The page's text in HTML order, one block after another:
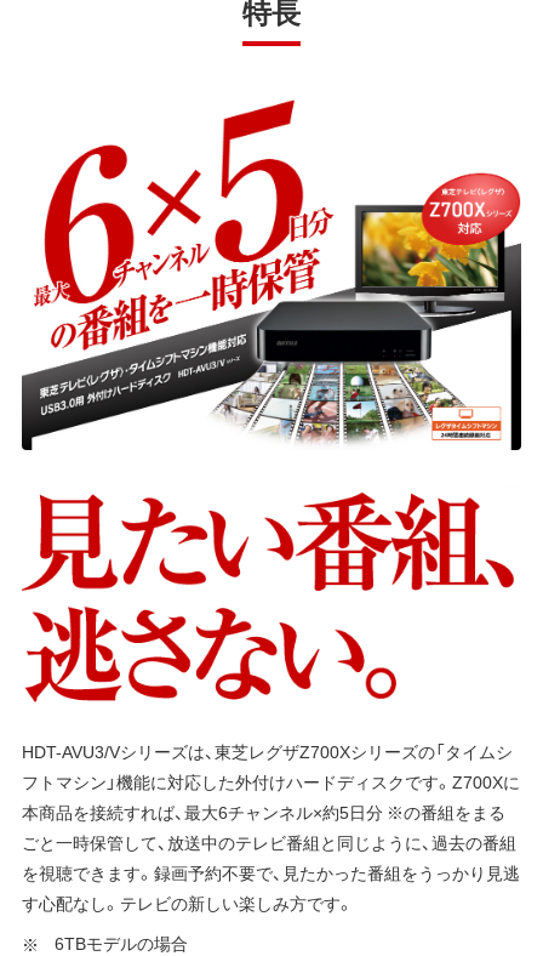
特長
HDT-AVU3/Vシリーズは、東芝レグザZ700Xシリーズの「タイムシ
フトマシン」機能に対応した外付けハードディスクです。Z700Xに
本商品を接続すれば、最大6チャンネル×約5日分 ※の番組をまる
ごと一時保管して、放送中のテレビ番組と同じように、過去の番組
を視聴できます。録画予約不要で、見たかった番組をうっかり見逃
す心配なし。テレビの新しい楽しみ方です。
6TBモデルの場合